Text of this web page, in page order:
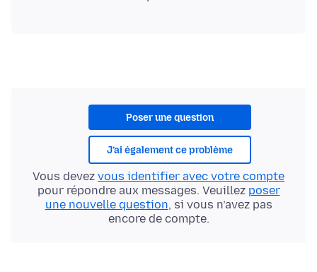
Poser une question
J’ai également ce problème
Vous devez vous identifier avec votre compte
pour répondre aux messages. Veuillez poser
une nouvelle question, si vous n’avez pas
encore de compte.